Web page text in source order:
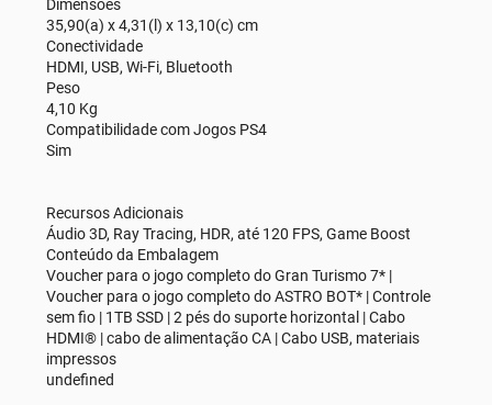
Dimensões
35,90(a) x 4,31(l) x 13,10(c) cm
Conectividade
HDMI, USB, Wi-Fi, Bluetooth
Peso
4,10 Kg
Compatibilidade com Jogos PS4
Sim
Recursos Adicionais
Áudio 3D, Ray Tracing, HDR, até 120 FPS, Game Boost
Conteúdo da Embalagem
Voucher para o jogo completo do Gran Turismo 7* |
Voucher para o jogo completo do ASTRO BOT* | Controle
sem fio | 1TB SSD | 2 pés do suporte horizontal | Cabo
HDMI® | cabo de alimentação CA | Cabo USB, materiais
impressos
undefined